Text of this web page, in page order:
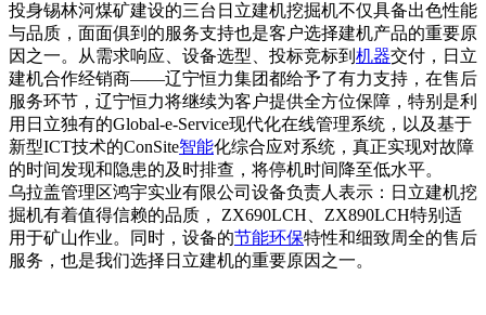
投身锡林河煤矿建设的三台日立建机挖掘机不仅具备出色性能
与品质，面面俱到的服务支持也是客户选择建机产品的重要原
因之一。从需求响应、设备选型、投标竞标到 机器交付，日立
建机合作经销商——辽宁恒力集团都给予了有力支持，在售后
服务环节，辽宁恒力将继续为客户提供全方位保障，特别是利
用日立独有的Global-e-Service现代化在线管理系统，以及基于
新型ICT技术的ConSite智能化综合应对系统，真正实现对故障
的时间发现和隐患的及时排查，将停机时间降至低水平。
乌拉盖管理区鸿宇实业有限公司设备负责人表示：日立建机挖
掘机有着值得信赖的品质， ZX690LCH、ZX890LCH特别适
用于矿山作业。同时，设备的节能环保特性和细致周全的售后
服务，也是我们选择日立建机的重要原因之一。